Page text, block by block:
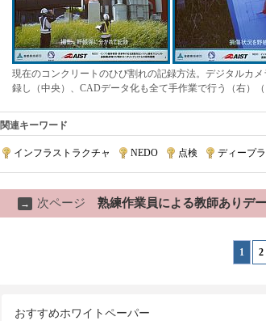
現在のコンクリートのひび割れの記録方法。デジタルカ
録し（中央）、CADデータ化も全て手作業で行う（右）
関連キーワード
インフラストラクチャ NEDO 点検 ディープ
→ 次ページ 熟練作業員による教師ありデ
1 2
おすすめホワイトペーパー